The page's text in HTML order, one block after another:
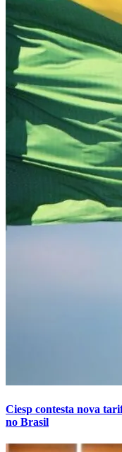
Ciesp contesta nova
no Brasil